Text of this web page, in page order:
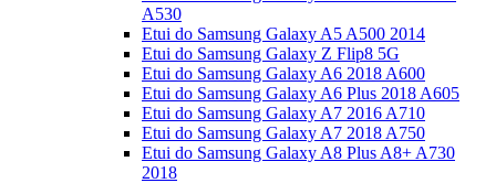
A530
Etui do Samsung Galaxy A5 A500 2014
Etui do Samsung Galaxy Z Flip8 5G
Etui do Samsung Galaxy A6 2018 A600
Etui do Samsung Galaxy A6 Plus 2018 A605
Etui do Samsung Galaxy A7 2016 A710
Etui do Samsung Galaxy A7 2018 A750
Etui do Samsung Galaxy A8 Plus A8+ A730
2018